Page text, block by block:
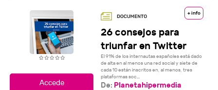
+ info
26 consejos para
triunfar en Twitter
El 91% de los internautas españoles está dado
de alta en al menos una red social y siete de
cada 10 están inscritos en, al menos, tres
plataformas soc...
De: Planetahipermedia